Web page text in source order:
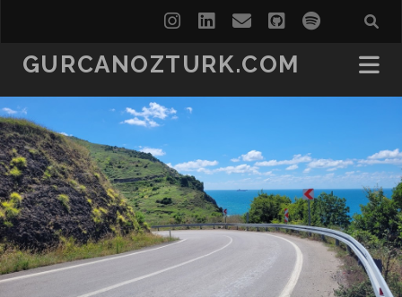
instagram
linkedin
emailgithubspotify
GURCANOZTURK.COM